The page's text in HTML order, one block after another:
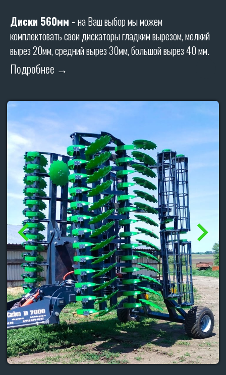
Диски 560мм - на Ваш выбор мы можем
комплектовать свои дискаторы гладким вырезом, мелкий
вырез 20мм, средний вырез 30мм, большой вырез 40 мм.
Подробнее →
Ширина захвата (м): 6,8
Вес (кг): 7000
Транспортная ширина (м): 3
Транспортная высота (м): 3,5
Транспортная длина (м): 6
Рабочая длина (м): 6,2
Рабочая ширина (м): 6,8
Рабочая высота (м): 1,65
Расстояние между центрами рабочих органов
(мм): 250
Расст-е между центрами дисков переднего и
заднего ряда (мм): 1200
Расстояние между центрами дисков второго ряда
и катком (мм): 850
Количество рабочих органов (шт): 54
Диск рабочего органа (мм): 560 (наплавка гранит)
Количество катков (шт): 2 по 3 м
Подшипник на катках: FKL 308
самоцентрирующийся (обслуживаемый)
Диаметр катков (мм): 430
ТЕХНИЧЕСКИЕ
ХАРАКТЕРИСТИКИ